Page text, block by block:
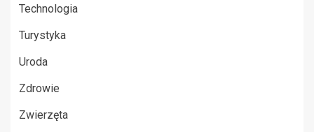
Technologia
Turystyka
Uroda
Zdrowie
Zwierzęta